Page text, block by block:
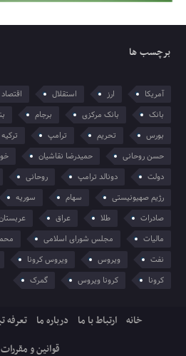
برچسب ها
آمریکا ارز استقلال اقتصاد
بانک
بانک مرکزی برجام
بورس
تحریم ترامپ ترکیه
حسن روحانی
حمیدرضا نقاشیان
دولت
دونالد ترامپ روحانی
رژیم صهیونیستی
سهام سوریه
صادرات
طلا عراق
مالیات
مجلس شورای اسلامی
نفت
ویروس ویروس کرونا
کرونا
کرونا ویروس گمرک
خانه ارتباط با ما درباره ما تعرفه
قوانین و مقررات